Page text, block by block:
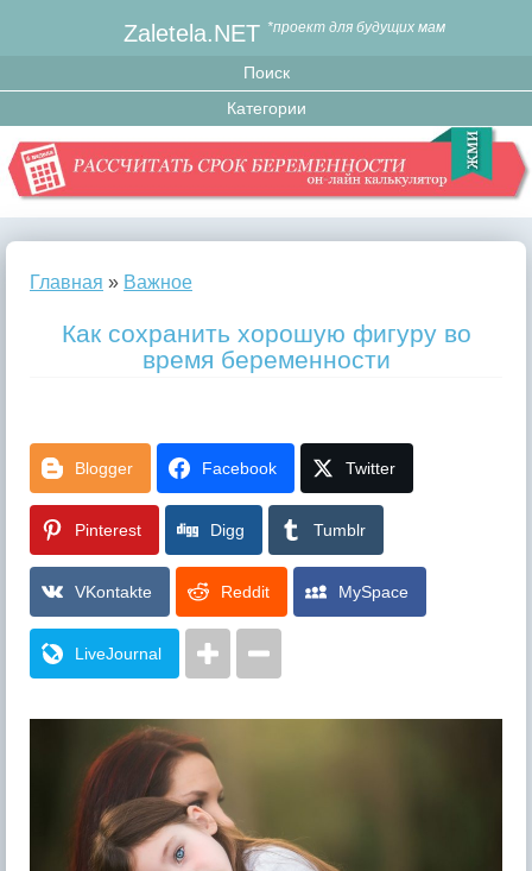
Zaletela.NET *проект для будущих мам
Главная » Важное
Как сохранить хорошую фигуру во
время беременности
Blogger Facebook Twitter
Pinterest Digg Tumblr
VKontakte Reddit MySpace
LiveJournal